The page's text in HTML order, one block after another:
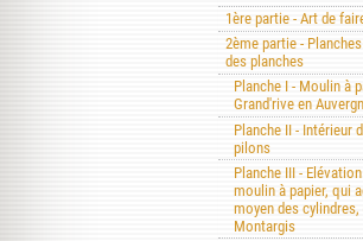
1ère partie - Art de
2ème partie -
des planches
Planche I - Moulin à
Grand'rive en
Planche II - Intérieur
pilons
Planche III -
moulin à papier, qui
moyen des cylindres,
Montargis